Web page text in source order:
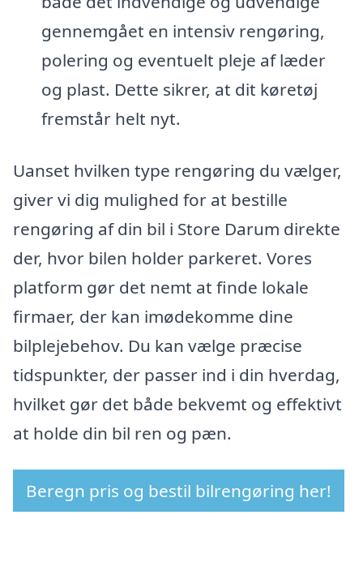
gennemgået en intensiv rengøring,
polering og eventuelt pleje af læder
og plast. Dette sikrer, at dit køretøj
fremstår helt nyt.
Uanset hvilken type rengøring du vælger,
giver vi dig mulighed for at bestille
rengøring af din bil i Store Darum direkte
der, hvor bilen holder parkeret. Vores
platform gør det nemt at finde lokale
firmaer, der kan imødekomme dine
bilplejebehov. Du kan vælge præcise
tidspunkter, der passer ind i din hverdag,
hvilket gør det både bekvemt og effektivt
at holde din bil ren og pæn.
Beregn pris og bestil bilrengøring her!